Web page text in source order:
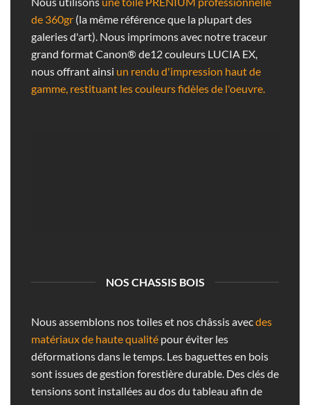
de 360gr (la même référence que la plupart des
galeries d'art). Nous imprimons avec notre traceur
grand format Canon® de12 couleurs LUCIA EX,
nous offrant ainsi un rendu d'impression haut de
gamme, restituant les couleurs fidèles de l'oeuvre.
NOS CHASSIS BOIS
Nous assemblons nos toiles et nos châssis avecdes
matériaux de haute qualité pour éviter les
déformations dans le temps. Les baguettes en bois
sont issues de gestion forestière durable. Des clés de
tensions sont installées au dos du tableau afin de